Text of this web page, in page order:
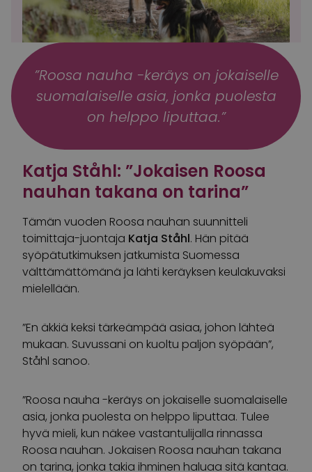
”Roosa nauha -keräys on jokaiselle
suomalaiselle asia, jonka puolesta
on helppo liputtaa.”
Katja Ståhl: ”Jokaisen Roosa
nauhan takana on tarina”
Tämän vuoden Roosa nauhan suunnitteli
toimittaja-juontaja Katja Ståhl. Hän pitää
syöpätutkimuksen jatkumista Suomessa
välttämättömänä ja lähti keräyksen keulakuvaksi
mielellään.
”En äkkiä keksi tärkeämpää asiaa, johon lähteä
mukaan. Suvussani on kuoltu paljon syöpään”,
Ståhl sanoo.
”Roosa nauha -keräys on jokaiselle suomalaiselle
asia, jonka puolesta on helppo liputtaa. Tulee
hyvä mieli, kun näkee vastantulijalla rinnassa
Roosa nauhan. Jokaisen Roosa nauhan takana
on tarina, jonka takia ihminen haluaa sitä kantaa.